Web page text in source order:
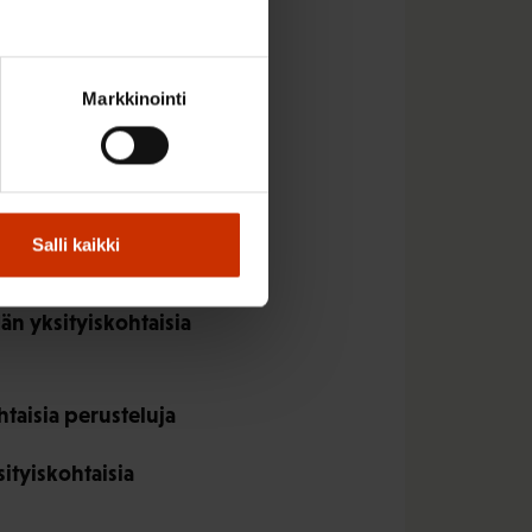
Markkinointi
Salli kaikki
lausuu, että jos
Tältä osin SAK
ja
yksityiskohtaisia
perusteluja